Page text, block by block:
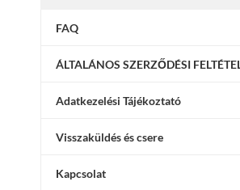
FAQ
ÁLTALÁNOS SZERZŐDÉSI
Adatkezelési Tájékoztató
Visszaküldés és csere
Kapcsolat